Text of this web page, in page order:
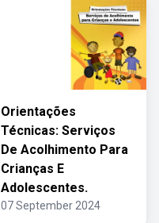
Orientações
Técnicas: Serviços
De Acolhimento Para
Crianças E
Adolescentes.
07 September 2024